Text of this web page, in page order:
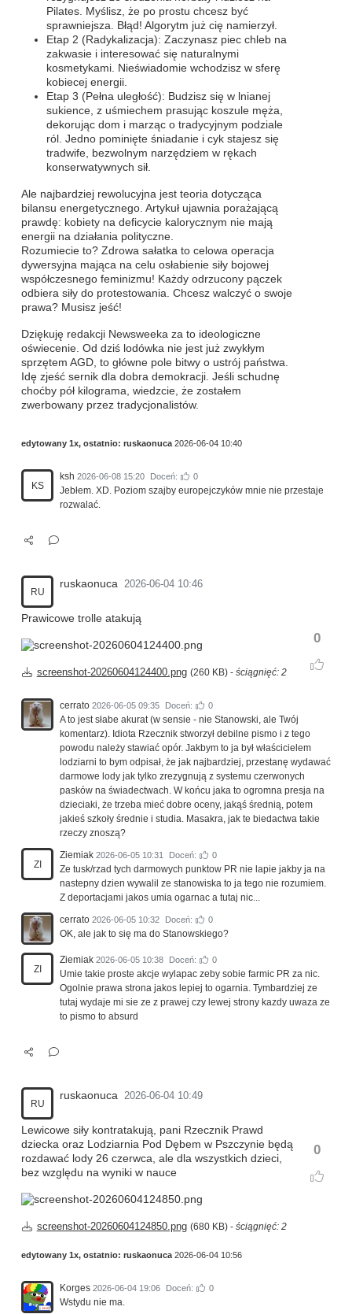
Pilates. Myślisz, że po prostu chcesz być
sprawniejsza. Błąd! Algorytm już cię namierzył.
Etap 2 (Radykalizacja): Zaczynasz piec chleb na
zakwasie i interesować się naturalnymi
kosmetykami. Nieświadomie wchodzisz w sferę
kobiecej energii.
Etap 3 (Pełna uległość): Budzisz się w lnianej
sukience, z uśmiechem prasując koszule męża,
dekorując dom i marząc o tradycyjnym podziale
ról. Jedno pominięte śniadanie i cyk stajesz się
tradwife, bezwolnym narzędziem w rękach
konserwatywnych sił.
Ale najbardziej rewolucyjna jest teoria dotycząca
bilansu energetycznego. Artykuł ujawnia porażającą
prawdę: kobiety na deficycie kalorycznym nie mają
energii na działania polityczne.
Rozumiecie to? Zdrowa sałatka to celowa operacja
dywersyjna mająca na celu osłabienie siły bojowej
współczesnego feminizmu! Każdy odrzucony pączek
odbiera siły do protestowania. Chcesz walczyć o swoje
prawa? Musisz jeść!
Dziękuję redakcji Newsweeka za to ideologiczne
oświecenie. Od dziś lodówka nie jest już zwykłym
sprzętem AGD, to główne pole bitwy o ustrój państwa.
Idę zjeść sernik dla dobra demokracji. Jeśli schudnę
choćby pół kilograma, wiedzcie, że zostałem
zwerbowany przez tradycjonalistów.
edytowany 1x, ostatnio: ruskaonuca 2026-06-04 10:40
KS
ksh 2026-06-08 15:20 Doceń: 0
Jebłem. XD. Poziom szajby europejczyków mnie nie przestaje
rozwalać.
RU
ruskaonuca 2026-06-04 10:46
0
Prawicowe trolle atakują
screenshot-20260604124400.png (260 KB) - ściągnięć: 2
cerrato 2026-06-05 09:35 Doceń: 0
A to jest słabe akurat (w sensie - nie Stanowski, ale Twój
komentarz). Idiota Rzecznik stworzył debilne pismo i z tego
powodu należy stawiać opór. Jakbym to ja był właścicielem
lodziarni to bym odpisał, że jak najbardziej, przestanę wydawać
darmowe lody jak tylko zrezygnują z systemu czerwonych
pasków na świadectwach. W końcu jaka to ogromna presja na
dzieciaki, że trzeba mieć dobre oceny, jakąś średnią, potem
jakieś szkoły średnie i studia. Masakra, jak te biedactwa takie
rzeczy znoszą?
ZI
Ziemiak 2026-06-05 10:31 Doceń: 0
Ze tusk/rzad tych darmowych punktow PR nie lapie jakby ja na
nastepny dzien wywalil ze stanowiska to ja tego nie rozumiem.
Z deportacjami jakos umia ogarnac a tutaj nic...
cerrato 2026-06-05 10:32 Doceń: 0
OK, ale jak to się ma do Stanowskiego?
ZI
Ziemiak 2026-06-05 10:38 Doceń: 0
Umie takie proste akcje wylapac zeby sobie farmic PR za nic.
Ogolnie prawa strona jakos lepiej to ogarnia. Tymbardziej ze
tutaj wydaje mi sie ze z prawej czy lewej strony kazdy uwaza ze
to pismo to absurd
RU
ruskaonuca 2026-06-04 10:49
0
Lewicowe siły kontratakują, pani Rzecznik Prawd
dziecka oraz Lodziarnia Pod Dębem w Pszczynie będą
rozdawać lody 26 czerwca, ale dla wszystkich dzieci,
bez względu na wyniki w nauce
screenshot-20260604124850.png (680 KB) - ściągnięć: 2
edytowany 1x, ostatnio: ruskaonuca 2026-06-04 10:56
Korges 2026-06-04 19:06 Doceń: 0
Wstydu nie ma.